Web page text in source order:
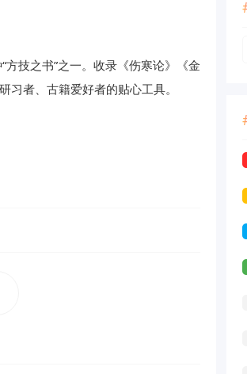
技之书”之一。收录《伤寒论》《金
者、古籍爱好者的贴心工具。